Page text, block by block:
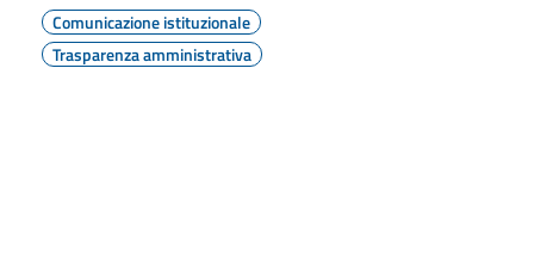
Comunicazione istituzionale
Trasparenza amministrativa